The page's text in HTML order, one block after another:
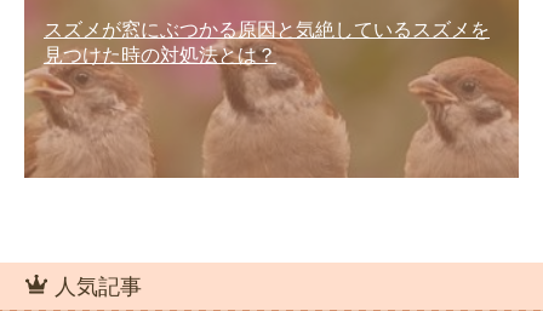
スズメが窓にぶつかる原因と気絶しているスズメを
見つけた時の対処法とは？
人気記事